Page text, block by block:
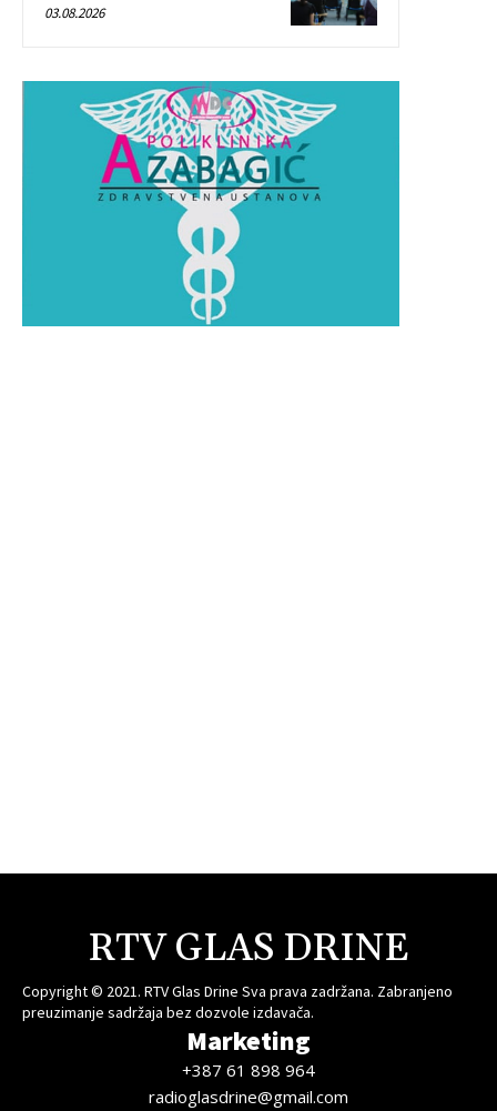
03.08.2026
RTV GLAS DRINE
Copyright © 2021. RTV Glas Drine Sva prava zadržana. Zabranjeno
preuzimanje sadržaja bez dozvole izdavača.
Marketing
+387 61 898 964
radioglasdrine@gmail.com